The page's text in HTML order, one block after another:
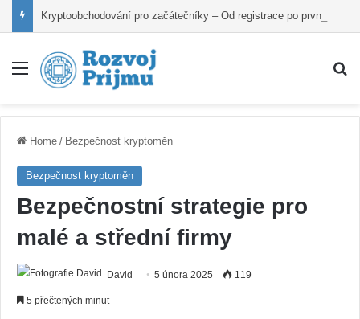
Nabídka
Home / Bezpečnost kryptoměn
Bezpečnost kryptoměn
Bezpečnostní strategie pro
malé a střední firmy
David 5 února 2025 119
5 přečtených minut